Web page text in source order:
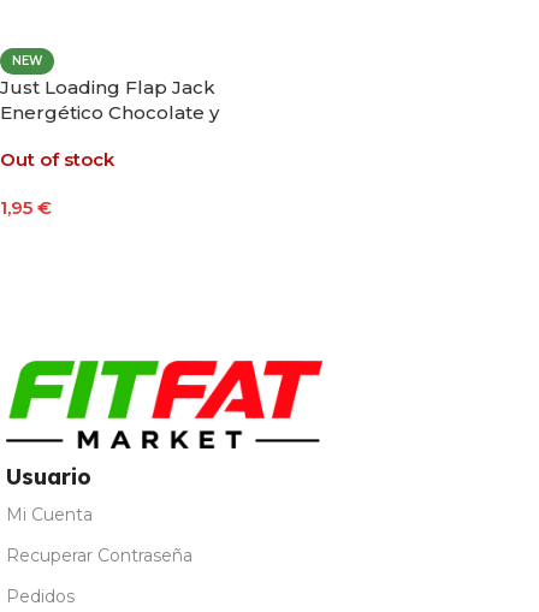
NEW
Just Loading Flap Jack
Energético Chocolate y
Caramelo 70gr
Out of stock
1,95 €
Usuario
Mi Cuenta
Recuperar Contraseña
Pedidos